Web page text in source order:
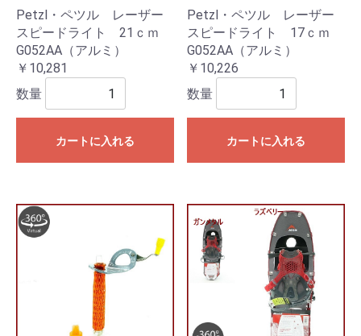
Petzl・ペツル レーザー
スピードライト 21ｃｍ
G052AA（アルミ）
￥10,281
数量
カートに入れる
Petzl・ペツル レーザー
スピードライト 17ｃｍ
G052AA（アルミ）
￥10,226
数量
カートに入れる